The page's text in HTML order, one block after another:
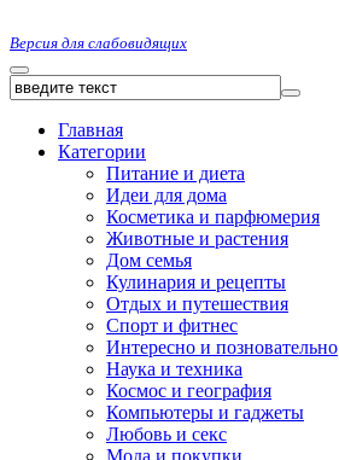
Версия для слабовидящих
Главная
Категории
Питание и диета
Идеи для дома
Косметика и парфюмерия
Животные и растения
Дом семья
Кулинария и рецепты
Отдых и путешествия
Спорт и фитнес
Интересно и позновательно
Наука и техника
Космос и география
Компьютеры и гаджеты
Любовь и секс
Мода и покупки